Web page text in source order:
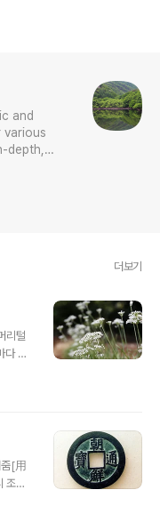
and
various
depth,
or
더보기
리털
다 열
제
書
은
로
줌[用
정